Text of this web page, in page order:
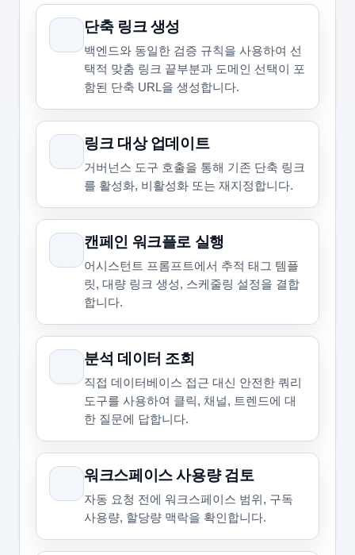
단축 링크 생성
백엔드와 동일한 검증 규칙을 사용하여 선
택적 맞춤 링크 끝부분과 도메인 선택이 포
함된 단축 URL을 생성합니다.
링크 대상 업데이트
거버넌스 도구 호출을 통해 기존 단축 링크
를 활성화, 비활성화 또는 재지정합니다.
캔페인 워크플로 실행
어시스턴트 프롬프트에서 추적 태그 템플
릿, 대량 링크 생성, 스케줄링 설정을 결합
합니다.
분석 데이터 조회
직접 데이터베이스 접근 대신 안전한 쿼리
도구를 사용하여 클릭, 채널, 트렌드에 대
한 질문에 답합니다.
워크스페이스 사용량 검토
자동 요청 전에 워크스페이스 범위, 구독
사용량, 할당량 맥락을 확인합니다.